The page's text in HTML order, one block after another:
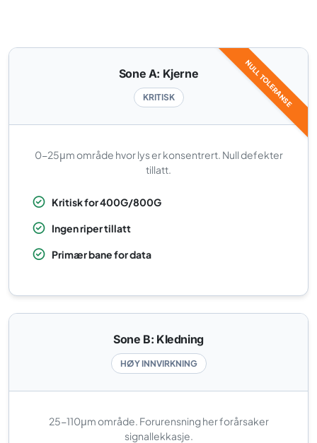
NULL TOLERANSE
Sone A: Kjerne
KRITISK
0-25μm område hvor lys er konsentrert. Null defekter
tillatt.
Kritisk for 400G/800G
Ingen riper tillatt
Primær bane for data
Sone B: Kledning
HØY INNVIRKNING
25-110μm område. Forurensning her forårsaker
signallekkasje.